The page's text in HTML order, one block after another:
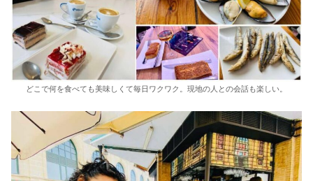
どこで何を食べても美味しくて毎日ワクワク。現地の人との会話も楽しい。